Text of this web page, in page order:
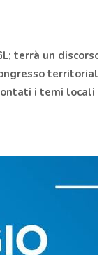
terrà un
i temi locali